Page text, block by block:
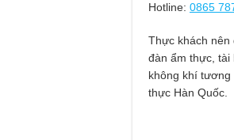
Hotline: 0865
Thực khách
đàn ẩm thực, tài
không khí tương
thực Hàn Quốc.